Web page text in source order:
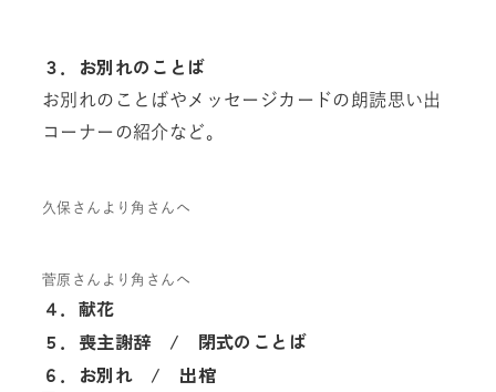
３．お別れのことば
お別れのことばやメッセージカードの朗読思い出
コーナーの紹介など。
久保さんより角さんへ
菅原さんより角さんへ
４．献花
５．喪主謝辞 / 閉式のことば
６．お別れ / 出棺